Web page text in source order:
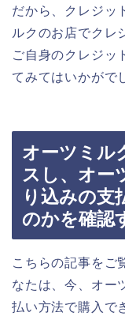
だから、クレジッ
ルクのお店でクレ
ご自身のクレジッ
てみてはいかがで
オーツミル
スし、オー
り込みの支
のかを確認
こちらの記事をご
なたは、今、オー
払い方法で購入で